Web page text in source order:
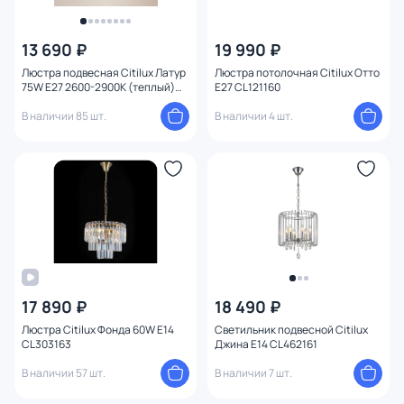
13 690 ₽
Люстра подвесная Citilux Латур
75W E27 2600-2900К (теплый)
В наличии 85 шт.
19 990 ₽
Люстра потолочная Citilux Отто
E27 CL121160
В наличии 4 шт.
17 890 ₽
Люстра Citilux Фонда 60W E14
CL303163
В наличии 57 шт.
18 490 ₽
Светильник подвесной Citilux
Джина E14 CL462161
В наличии 7 шт.